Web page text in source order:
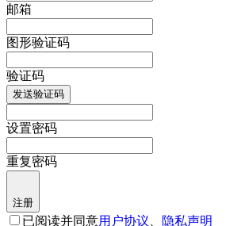
邮箱
图形验证码
验证码
发送验证码
设置密码
重复密码
注册
已阅读并同意用户协议 隐私声明